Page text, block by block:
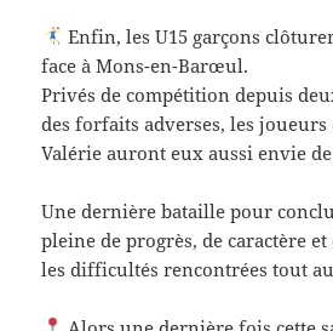
Enfin, les U15 garçons
face à Mons-en-Barœul.
Privés de compétition depuis
des forfaits adverses, les joueurs
Valérie auront eux aussi envie
Une dernière bataille pour
pleine de progrès, de caractère
les difficultés rencontrées tout